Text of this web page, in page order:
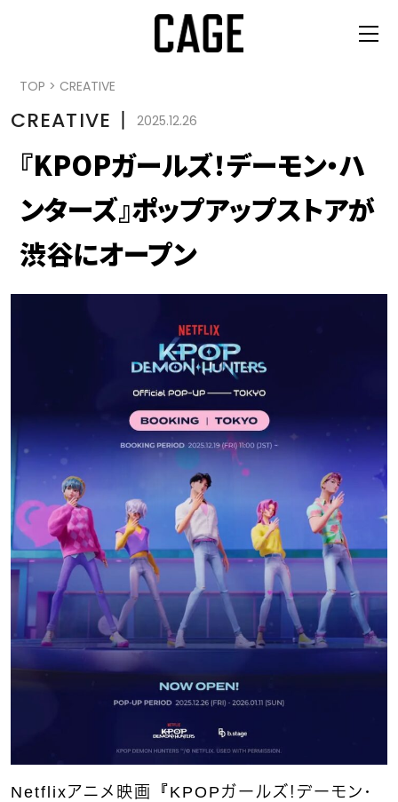
TOP > CREATIVE
CREATIVE 丨 2025.12.26
『KPOPガールズ！デーモン・ハ
ンターズ』ポップアップストアが
渋谷にオープン
Netflixアニメ映画『KPOPガールズ！デーモン・